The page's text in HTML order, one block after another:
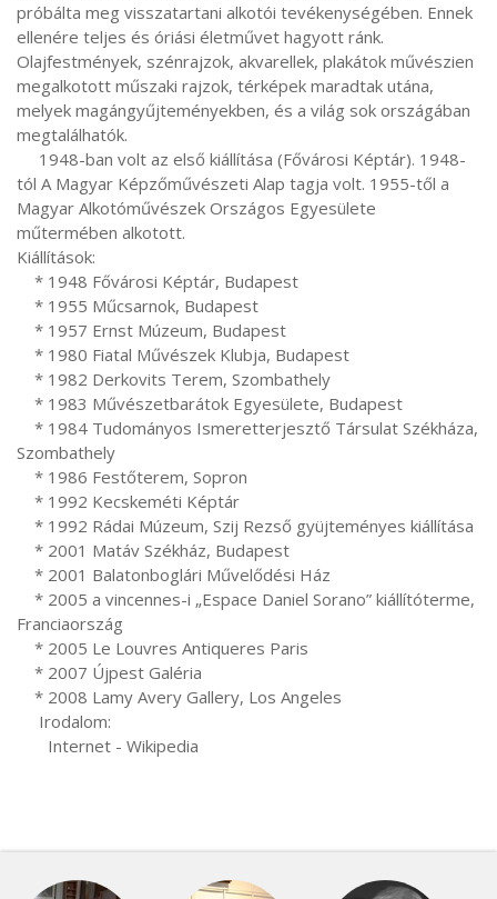
próbálta meg visszatartani alkotói tevékenységében. Ennek
ellenére teljes és óriási életművet hagyott ránk.
Olajfestmények, szénrajzok, akvarellek, plakátok művészien
megalkotott műszaki rajzok, térképek maradtak utána,
melyek magángyűjteményekben, és a világ sok országában
megtalálhatók.
tól A Magyar Képzőművészeti Alap tagja volt. 1955-től a
Magyar Alkotóművészek Országos Egyesülete
műtermében alkotott.
Kiállítások:
Szombathely
Franciaország
       Internet - Wikipedia